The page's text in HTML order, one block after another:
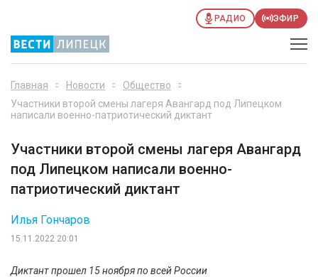
РАДИО ЭФИР
Главная Новости
Общество
Участники второй смены лагеря Авангард под Липецком
написали военно-патриотический диктант
Участники второй смены лагеря Авангард
под Липецком написали военно-
патриотический диктант
15.11.2022 20:01
Илья Гончаров
Диктант прошел 15 ноября по всей России